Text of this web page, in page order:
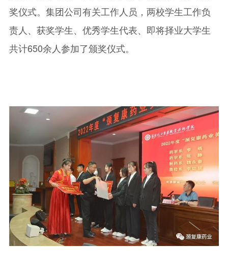
奖仪式。集团公司有关工作人员，两校学生工作负
责人、获奖学生、优秀学生代表、即将择业大学生
共计650余人参加了颁奖仪式。